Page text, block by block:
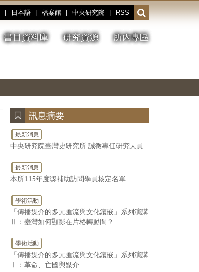
日本語 檔案館 中央研究院 RSS
開
啟
或
收
書目資料庫 研究資源 所內專區
停、
圖
圖
結
訊息摘要
最新消息
中央研究院臺灣史研究所 誠徵專任研究人員
最新消息
本所115年度獎補助訪問學員核定名單
學術活動
「傳播媒介的多元匯流與文化鑲嵌」系列演講
Ⅱ：臺灣如何顯影在片格轉動間？
學術活動
「傳播媒介的多元匯流與文化鑲嵌」系列演講
Ⅰ：革命、亡國與媒介